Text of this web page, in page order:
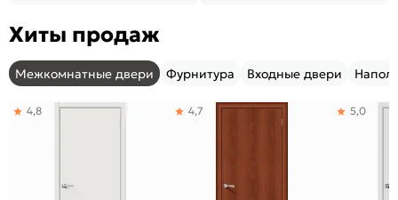
Хиты продаж
Межкомнатные двери Фурнитура Входные двери
4,8 4,7 5,0